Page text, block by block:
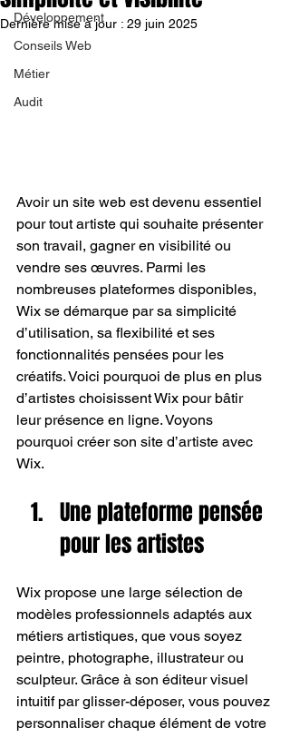
Développement
Conseils Web
Métier
Audit
Dernière mise à jour : 29 juin 2025
Avoir un site web est devenu essentiel
pour tout artiste qui souhaite présenter
son travail, gagner en visibilité ou
vendre ses œuvres. Parmi les
nombreuses plateformes disponibles,
Wix se démarque par sa simplicité
d’utilisation, sa flexibilité et ses
fonctionnalités pensées pour les
créatifs. Voici pourquoi de plus en plus
d’artistes choisissent Wix pour bâtir
leur présence en ligne. Voyons
pourquoi créer son site d’artiste avec
Wix.
Une plateforme pensée
pour les artistes
Wix propose une large sélection de
modèles professionnels adaptés aux
métiers artistiques, que vous soyez
peintre, photographe, illustrateur ou
sculpteur. Grâce à son éditeur visuel
intuitif par glisser-déposer, vous pouvez
personnaliser chaque élément de votre